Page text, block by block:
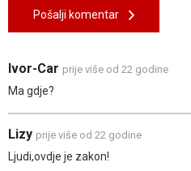
Pošalji komentar
Ivor-Car prije više od 22 godine
Ma gdje?
Lizy prije više od 22 godine
Ljudi,ovdje je zakon!